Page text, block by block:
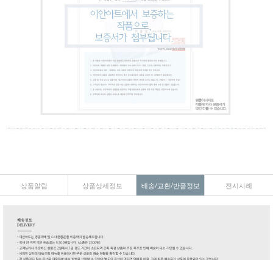
상품알림 상품상세정보 배송/교환/반품정보 전시사례